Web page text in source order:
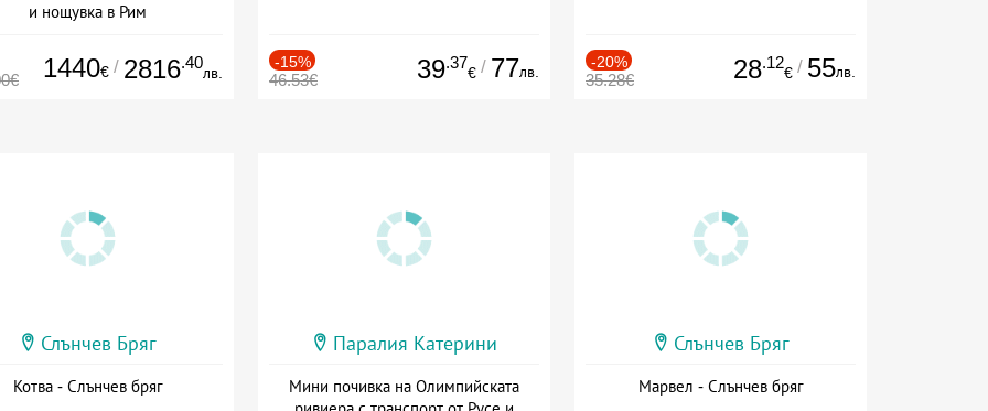
и нощувка в Рим
1440€ / 2816.40
лв.
-15%
46.53€ 39.37
€ / 77лв.
-20%
35.28€ 28.12
€ / 55лв.
Слънчев Бряг
Котва - Слънчев бряг
Паралия Катерини
Мини почивка на Олимпийската
Слънчев Бряг
Марвел - Слънчев бряг